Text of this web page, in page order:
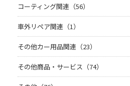
コーティング関連（56）
車外リペア関連（1）
その他カー用品関連（23）
その他商品・サービス（74）